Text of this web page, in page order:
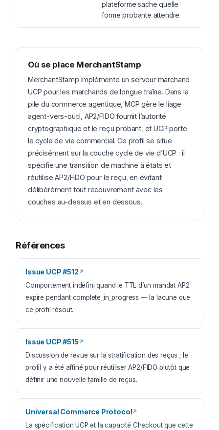
plateforme sache quelle
forme probante attendre.
Où se place MerchantStamp
MerchantStamp implémente un serveur marchand
UCP pour les marchands de longue traîne. Dans la
pile du commerce agentique, MCP gère le liage
agent-vers-outil, AP2/FIDO fournit l’autorité
cryptographique et le reçu probant, et UCP porte
le cycle de vie commercial. Ce profil se situe
précisément sur la couche cycle de vie d’UCP : il
spécifie une transition de machine à états et
réutilise AP2/FIDO pour le reçu, en évitant
délibérément tout recouvrement avec les
couches au-dessus et en dessous.
Références
Issue UCP #512↗
Comportement indéfini quand le TTL d’un mandat AP2
expire pendant complete_in_progress — la lacune que
ce profil résout.
Issue UCP #515↗
Discussion de revue sur la stratification des reçus ; le
profil y a été affiné pour réutiliser AP2/FIDO plutôt que
définir une nouvelle famille de reçus.
Universal Commerce Protocol↗
La spécification UCP et la capacité Checkout que cette